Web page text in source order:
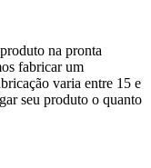
na pronta
fabricar um
varia entre 15 e
seu produto o quanto